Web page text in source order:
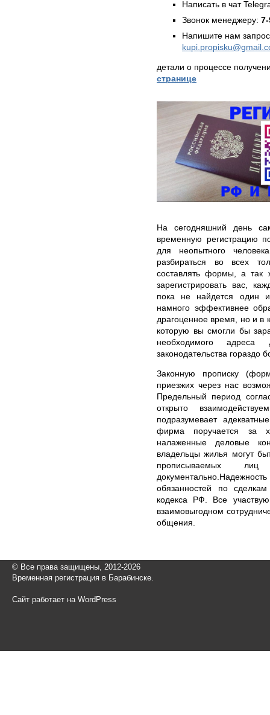
Написать в чат
Звонок менеджеру:
Напишите нам
детали о процессе
странице
На сегодняшний день
временную регистрацию
для неопытного
разбираться во всех
составлять формы, а так
зарегистрировать вас,
пока не найдется один
намного эффективнее
драгоценное время, но и в
которую вы смогли бы
необходимого адреса
законодательства гораздо
Законную прописку
приезжих через нас
Предельный период
открыто
подразумевает
фирма поручается за
налаженные деловые
владельцы жилья могут
прописываемых
обязанностей по
кодекса РФ. Все
взаимовыгодном
общения.
© Все права защищены, 2012-2026
Временная регистрация в Барабинске.
Сайт работает на WordPress